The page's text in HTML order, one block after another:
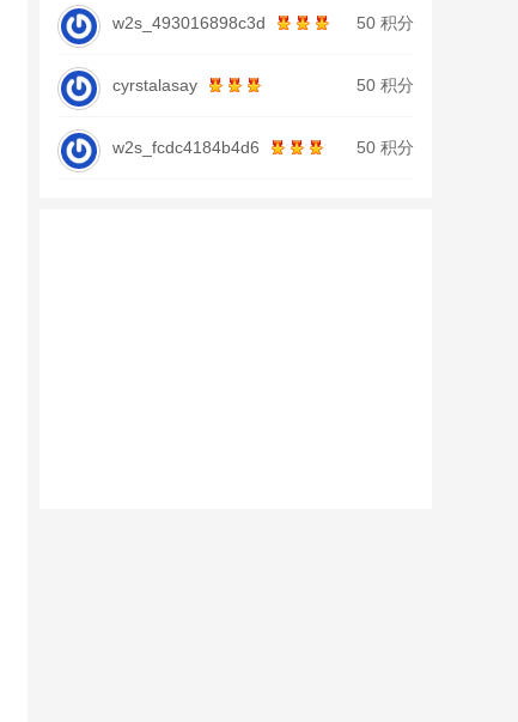
w2s_493016898c3d 50 积分
cyrstalasay 50 积分
w2s_fcdc4184b4d6 50 积分